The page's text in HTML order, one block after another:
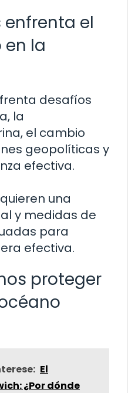
enfrenta el
la
desafíos
la
el cambio
geopolíticas y
efectiva.
una
y medidas de
para
efectiva.
proteger
El
¿Por dónde